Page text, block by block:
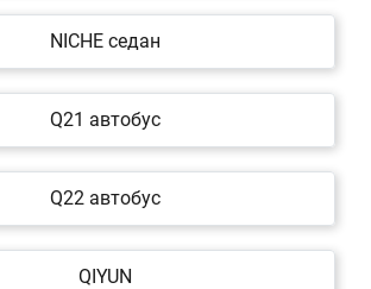
NICHE седан
Q21 автобус
Q22 автобус
QIYUN